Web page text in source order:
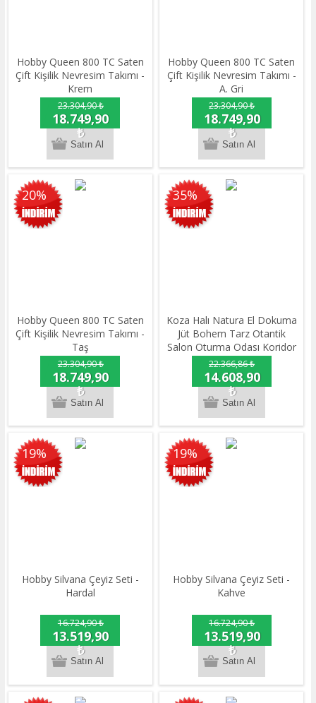
Hobby Queen 800 TC Saten
Çift Kişilik Nevresim Takımı -
Krem
23.304,90 ₺
18.749,90
₺
Hobby Queen 800 TC Saten
Çift Kişilik Nevresim Takımı -
A. Gri
23.304,90 ₺
18.749,90
₺
20%
Hobby Queen 800 TC Saten
Çift Kişilik Nevresim Takımı -
Taş
23.304,90 ₺
18.749,90
₺
35%
Koza Halı Natura El Dokuma
Jüt Bohem Tarz Otantik
Salon Oturma Odası Koridor
Yatak Odası Natural Halı
00022A 200 x 290
22.366,86 ₺
14.608,90
₺
19%
Hobby Silvana Çeyiz Seti -
Hardal
16.724,90 ₺
13.519,90
₺
19%
Hobby Silvana Çeyiz Seti -
Kahve
16.724,90 ₺
13.519,90
₺